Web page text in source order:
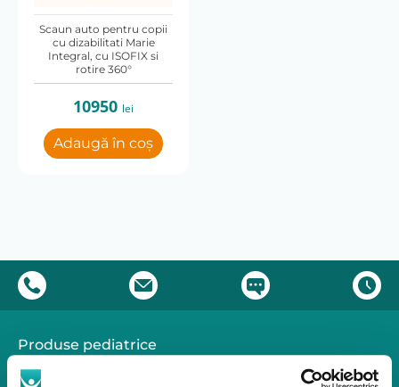
Scaun auto pentru copii
cu dizabilitati Marie
Integral, cu ISOFIX si
rotire 360°
10950 lei
Adaugă în coș
Produse pediatrice
Mobilitate